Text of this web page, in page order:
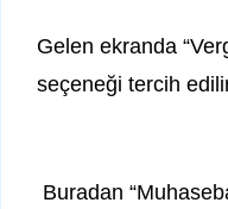
Gelen ekranda
seçeneği tercih
Buradan